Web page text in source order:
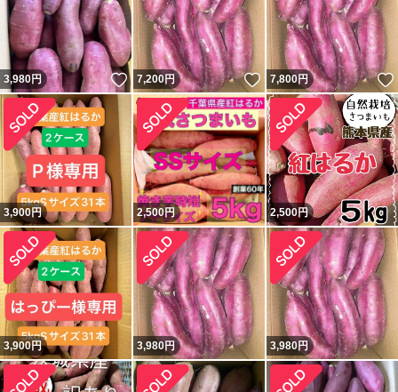
3,980円 いいね！
7,200円 いいね！
7,800円
3,900円 2,500円 2,500円
3,900円 3,980円 3,980円